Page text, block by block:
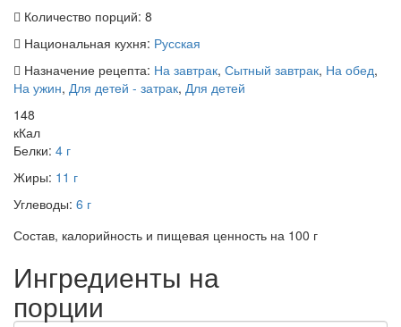
Количество порций: 8
Национальная кухня: Русская
Назначение рецепта: На завтрак, Сытный завтрак, На обед,
На ужин, Для детей - затрак, Для детей
148
кКал
Белки: 4 г
Жиры: 11 г
Углеводы: 6 г
Состав, калорийность и пищевая ценность на 100 г
Ингредиенты на
порции